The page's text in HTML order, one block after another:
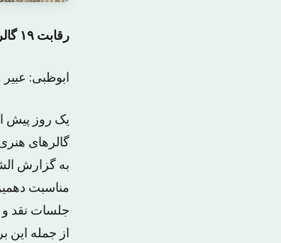
رقابت ۱۹ گالری از سراسر جهان برای نمایش آثار مدرن و معاصر
ابوظبی:
یک روز پیش
گالرهای
به گزارش
مناسبت
جلسات نقد و
از جمله